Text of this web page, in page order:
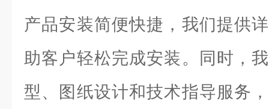
产品安装简便快捷，我们提供
助客户轻松完成安装。同时，
型、图纸设计和技术指导服务